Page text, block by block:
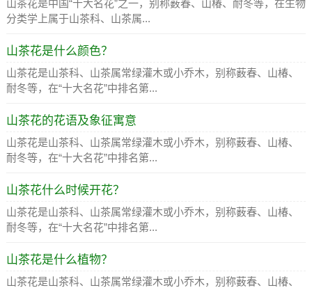
山茶花是中国“十大名花”之一，别称薮春、山椿、耐冬等，在生物
分类学上属于山茶科、山茶属...
山茶花是什么颜色？
山茶花是山茶科、山茶属常绿灌木或小乔木，别称薮春、山椿、
耐冬等，在“十大名花”中排名第...
山茶花的花语及象征寓意
山茶花是山茶科、山茶属常绿灌木或小乔木，别称薮春、山椿、
耐冬等，在“十大名花”中排名第...
山茶花什么时候开花？
山茶花是山茶科、山茶属常绿灌木或小乔木，别称薮春、山椿、
耐冬等，在“十大名花”中排名第...
山茶花是什么植物？
山茶花是山茶科、山茶属常绿灌木或小乔木，别称薮春、山椿、